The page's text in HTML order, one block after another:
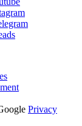
Privacy